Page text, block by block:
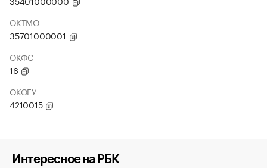
ОКТМО
35701000001
ОКФС
16
ОКОГУ
4210015
Интересное на РБК